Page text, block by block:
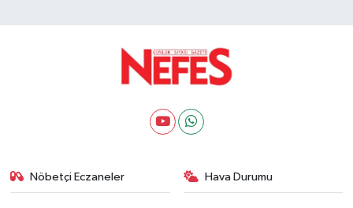
Nöbetçi Eczaneler Hava Durumu